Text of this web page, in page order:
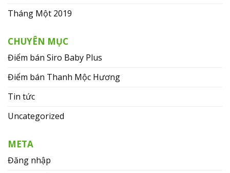
Tháng Một 2019
CHUYÊN MỤC
Điểm bán Siro Baby Plus
Điểm bán Thanh Mộc Hương
Tin tức
Uncategorized
META
Đăng nhập